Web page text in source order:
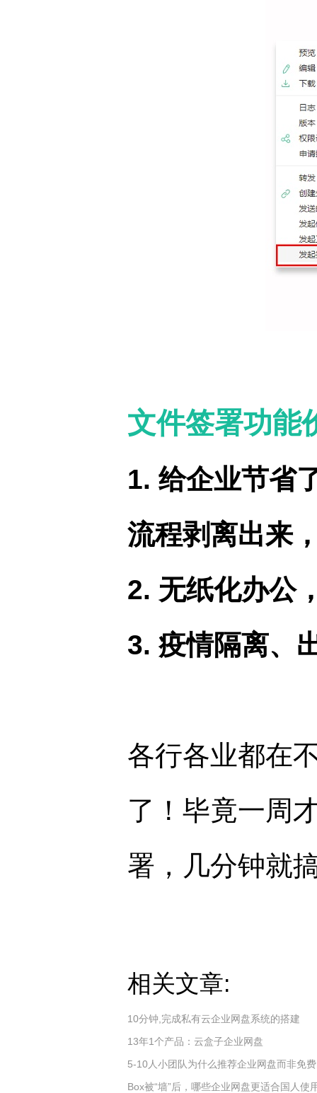
文件签署功能
1. 给企业节省
流程剥离出来
2. 无纸化办公
3. 疫情隔离、
各行各业都在
了！毕竟一周
署，几分钟就
相关文章:
10分钟,完成私有云企业网盘系统的搭建
13年1个产品：云盒子企业网盘
5-10人小团队为什么推荐企业网盘而非免
Box被“墙”后，哪些企业网盘更适合国人使